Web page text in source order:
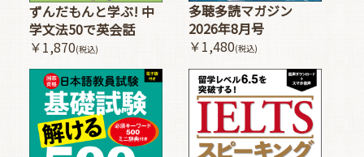
ずんだもんと学ぶ! 中
学文法50で英会話
￥1,870(税込)
多聴多読マガジン
2026年8月号
￥1,480(税込)